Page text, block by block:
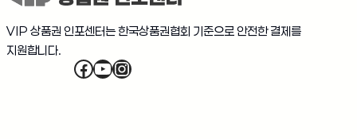
VIP 상품권 인포센터는 한국상품권협회 기준으로 안전한 결제를
지원합니다.
Facebook
YouTube
Instagram